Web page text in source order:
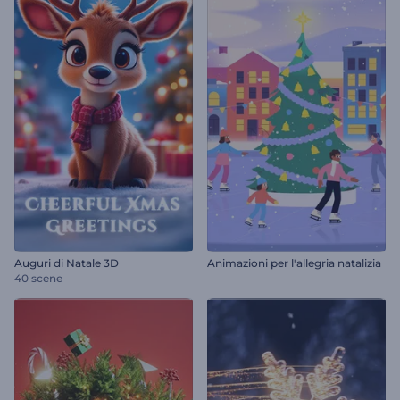
Auguri di Natale 3D
40 scene
Animazioni per l'allegria natalizia